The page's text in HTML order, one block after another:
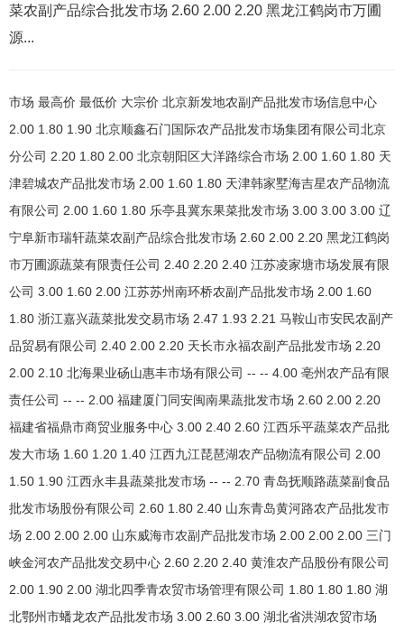
菜农副产品综合批发市场 2.60 2.00 2.20 黑龙江鹤岗市万圃
源...
市场 最高价 最低价 大宗价 北京新发地农副产品批发市场信息中心
2.00 1.80 1.90 北京顺鑫石门国际农产品批发市场集团有限公司北京
分公司 2.20 1.80 2.00 北京朝阳区大洋路综合市场 2.00 1.60 1.80 天
津碧城农产品批发市场 2.00 1.60 1.80 天津韩家墅海吉星农产品物流
有限公司 2.00 1.60 1.80 乐亭县冀东果菜批发市场 3.00 3.00 3.00 辽
宁阜新市瑞轩蔬菜农副产品综合批发市场 2.60 2.00 2.20 黑龙江鹤岗
市万圃源蔬菜有限责任公司 2.40 2.20 2.40 江苏凌家塘市场发展有限
公司 3.00 1.60 2.00 江苏苏州南环桥农副产品批发市场 2.00 1.60
1.80 浙江嘉兴蔬菜批发交易市场 2.47 1.93 2.21 马鞍山市安民农副产
品贸易有限公司 2.40 2.00 2.20 天长市永福农副产品批发市场 2.20
2.00 2.10 北海果业砀山惠丰市场有限公司 -- -- 4.00 亳州农产品有限
责任公司 -- -- 2.00 福建厦门同安闽南果蔬批发市场 2.60 2.00 2.20
福建省福鼎市商贸业服务中心 3.00 2.40 2.60 江西乐平蔬菜农产品批
发大市场 1.60 1.20 1.40 江西九江琵琶湖农产品物流有限公司 2.00
1.50 1.90 江西永丰县蔬菜批发市场 -- -- 2.70 青岛抚顺路蔬菜副食品
批发市场股份有限公司 2.60 1.80 2.40 山东青岛黄河路农产品批发市
场 2.00 2.00 2.00 山东威海市农副产品批发市场 2.00 2.00 2.00 三门
峡金河农产品批发交易中心 2.60 2.20 2.40 黄淮农产品股份有限公司
2.00 1.90 2.00 湖北四季青农贸市场管理有限公司 1.80 1.80 1.80 湖
北鄂州市蟠龙农产品批发市场 3.00 2.60 3.00 湖北省洪湖农贸市场